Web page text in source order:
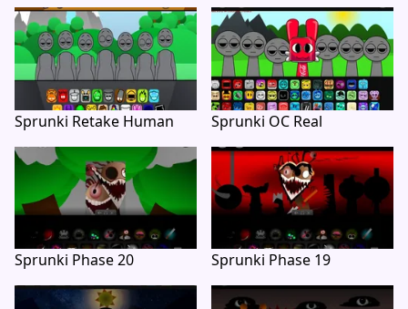
Sprunki Retake Human Sprunki OC Real
Sprunki Phase 20 Sprunki Phase 19